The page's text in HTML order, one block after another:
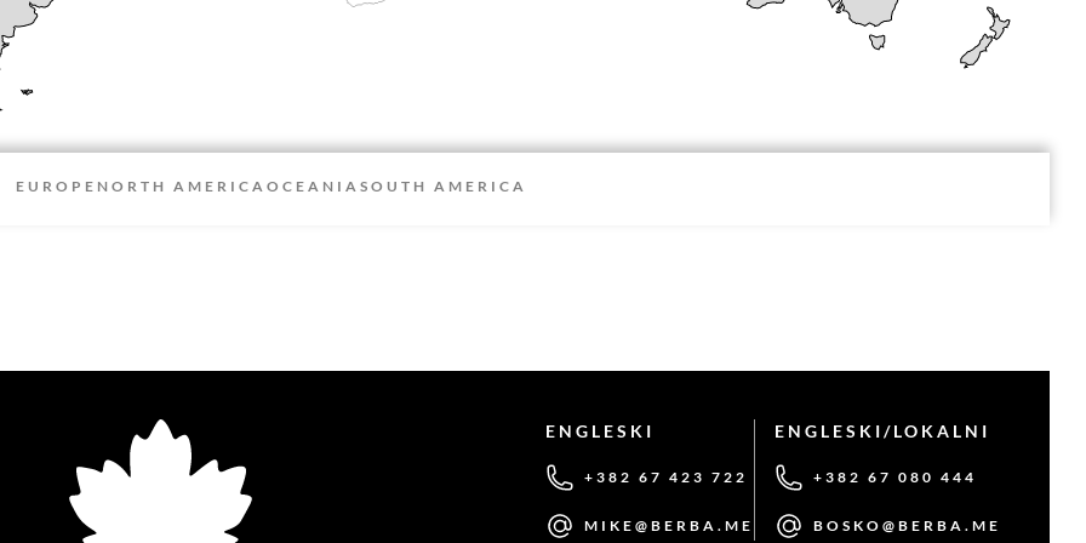
EUROPE NORTH AMERICA OCEANIA SOUTH AMERICA
ENGLESKI
+382 67 423 722
MIKE@BERBA.ME
ENGLESKI/LOKALNI
+382 67 080 444
BOSKO@BERBA.ME